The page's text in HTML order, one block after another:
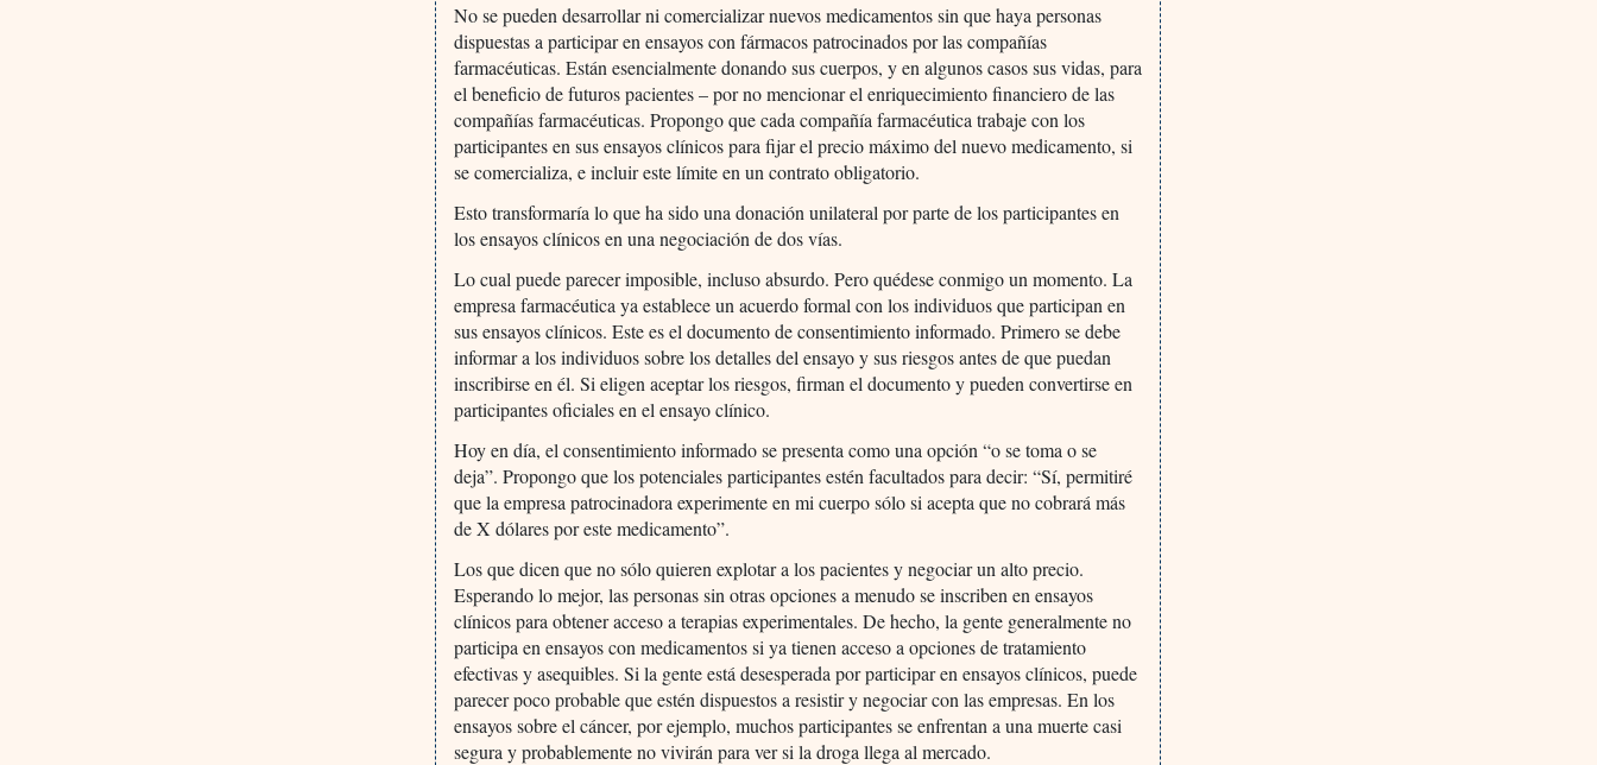
No se pueden desarrollar ni comercializar nuevos medicamentos sin que haya personas
dispuestas a participar en ensayos con fármacos patrocinados por las compañías
farmacéuticas. Están esencialmente donando sus cuerpos, y en algunos casos sus vidas, para
el beneficio de futuros pacientes – por no mencionar el enriquecimiento financiero de las
compañías farmacéuticas. Propongo que cada compañía farmacéutica trabaje con los
participantes en sus ensayos clínicos para fijar el precio máximo del nuevo medicamento, si
se comercializa, e incluir este límite en un contrato obligatorio.
Esto transformaría lo que ha sido una donación unilateral por parte de los participantes en
los ensayos clínicos en una negociación de dos vías.
Lo cual puede parecer imposible, incluso absurdo. Pero quédese conmigo un momento. La
empresa farmacéutica ya establece un acuerdo formal con los individuos que participan en
sus ensayos clínicos. Este es el documento de consentimiento informado. Primero se debe
informar a los individuos sobre los detalles del ensayo y sus riesgos antes de que puedan
inscribirse en él. Si eligen aceptar los riesgos, firman el documento y pueden convertirse en
participantes oficiales en el ensayo clínico.
Hoy en día, el consentimiento informado se presenta como una opción “o se toma o se
deja”. Propongo que los potenciales participantes estén facultados para decir: “Sí, permitiré
que la empresa patrocinadora experimente en mi cuerpo sólo si acepta que no cobrará más
de X dólares por este medicamento”.
Los que dicen que no sólo quieren explotar a los pacientes y negociar un alto precio.
Esperando lo mejor, las personas sin otras opciones a menudo se inscriben en ensayos
clínicos para obtener acceso a terapias experimentales. De hecho, la gente generalmente no
participa en ensayos con medicamentos si ya tienen acceso a opciones de tratamiento
efectivas y asequibles. Si la gente está desesperada por participar en ensayos clínicos, puede
parecer poco probable que estén dispuestos a resistir y negociar con las empresas. En los
ensayos sobre el cáncer, por ejemplo, muchos participantes se enfrentan a una muerte casi
segura y probablemente no vivirán para ver si la droga llega al mercado.